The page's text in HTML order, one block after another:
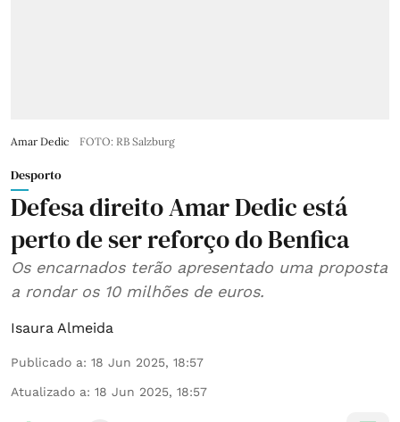
Amar Dedic FOTO: RB Salzburg
Desporto
Defesa direito Amar Dedic está
perto de ser reforço do Benfica
Os encarnados terão apresentado uma proposta
a rondar os 10 milhões de euros.
Isaura Almeida
Publicado a: 18 Jun 2025, 18:57
Atualizado a: 18 Jun 2025, 18:57